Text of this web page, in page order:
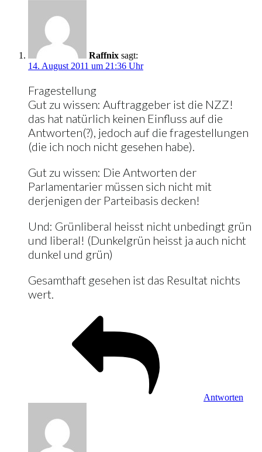
Raffnix sagt:
14. August 2011 um 21:36 Uhr
Fragestellung
Gut zu wissen: Auftraggeber ist die NZZ!
das hat natürlich keinen Einfluss auf die
Antworten(?), jedoch auf die fragestellungen
(die ich noch nicht gesehen habe).
Gut zu wissen: Die Antworten der
Parlamentarier müssen sich nicht mit
derjenigen der Parteibasis decken!
Und: Grünliberal heisst nicht unbedingt grün
und liberal! (Dunkelgrün heisst ja auch nicht
dunkel und grün)
Gesamthaft gesehen ist das Resultat nichts
wert.
Antworten